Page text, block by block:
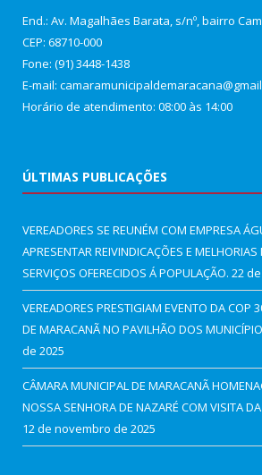
End.: Av. Magalhães Barata, s/nº, bairro
CEP: 68710-000
Fone: (91) 3448-1438
E-mail:
Horário de atendimento: 08:00 às 14:00
ÚLTIMAS PUBLICAÇÕES
VEREADORES SE REUNÉM COM EMPRESA
APRESENTAR REIVINDICAÇÕES E
SERVIÇOS OFERECIDOS Á POPULAÇÃO. 22
VEREADORES PRESTIGIAM EVENTO DA COP
DE MARACANÃ NO PAVILHÃO DOS
de 2025
CÂMARA MUNICIPAL DE MARACANÃ
NOSSA SENHORA DE NAZARÉ COM VISITA
12 de novembro de 2025